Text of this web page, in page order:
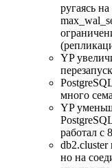
ругаясь
YP
много
YP
работал с
db2.cluster
но на